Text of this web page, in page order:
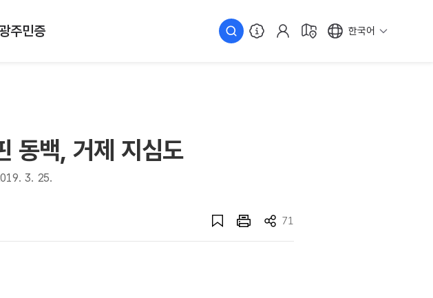
주민증 한국어
동백, 거제 지심도
3. 25.
71